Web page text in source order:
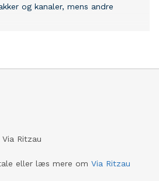
og kanaler, mens andre
Ritzau
eller læs mere om Via Ritzau